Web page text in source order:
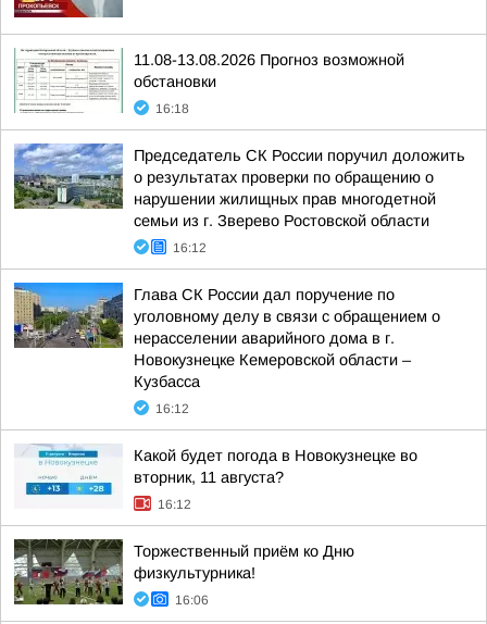
11.08-13.08.2026 Прогноз возможной
обстановки
16:18
Председатель СК России поручил доложить
о результатах проверки по обращению о
нарушении жилищных прав многодетной
семьи из г. Зверево Ростовской области
16:12
Глава СК России дал поручение по
уголовному делу в связи с обращением о
нерасселении аварийного дома в г.
Новокузнецке Кемеровской области –
Кузбасса
16:12
Какой будет погода в Новокузнецке во
вторник, 11 августа?
16:12
Торжественный приём ко Дню
физкультурника!
16:06